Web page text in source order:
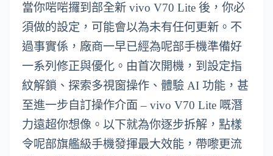
當你啱啱攞到部全新 vivo V70 Lite 後，你必
須做的設定，可能會以為未有任何更新。不
過事實係，廠商一早已經為呢部手機準備好
一系列修正與優化。由首次開機，到設定指
紋解鎖、探索多視窗操作、體驗 AI 功能，甚
至進一步自訂操作介面 – vivo V70 Lite 嘅潛
力遠超你想像。以下就為你逐步拆解，點樣
令呢部旗艦級手機發揮最大效能，帶嚟更流